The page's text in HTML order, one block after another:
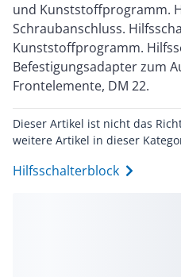
und Kunststoffprogramm.
Schraubanschluss.
Kunststoffprogramm.
Befestigungsadapter zum
Frontelemente, DM 22.
Dieser Artikel ist nicht das
weitere Artikel in dieser
Hilfsschalterblock